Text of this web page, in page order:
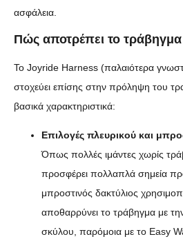
ασφάλεια.
Πώς αποτρέπει το
Το Joyride Harness (παλαιότερα
στοχεύει επίσης στην πρόληψη του
βασικά χαρακτηριστικά:
Επιλογές πλευρικού και
Όπως πολλές ιμάντες χωρίς
προσφέρει πολλαπλά σημεία
μπροστινός δακτύλιος
αποθαρρύνει το τράβηγμα με
σκύλου, παρόμοια με το Easy